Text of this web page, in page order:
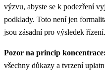
výzvu, abyste se k podezření
podklady. Toto není jen
jsou zásadní pro výsledek řízení.
Pozor na princip koncentrace:
všechny důkazy a tvrzení